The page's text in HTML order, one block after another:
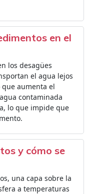
en el
los desagües
el agua lejos
que aumenta el
contaminada
lo que impide que
y cómo se
una capa sobre la
a temperaturas